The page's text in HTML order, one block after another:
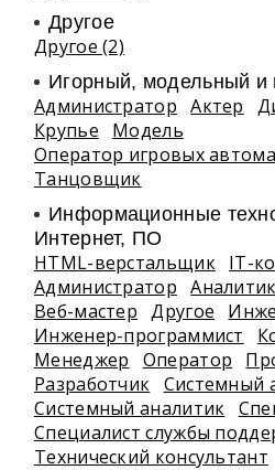
Другое
Другое (2)
Игорный, модельный и
Администратор Актер
Крупье
Модель
Оператор игровых
Танцовщик
Информационные
Интернет, ПО
HTML-верстальщик IT-
Администратор
Аналитик
Веб-мастер
Другое
Инженер-программист
Менеджер
Оператор
Разработчик Системный
Системный аналитик
Специалист службы
Технический консультант